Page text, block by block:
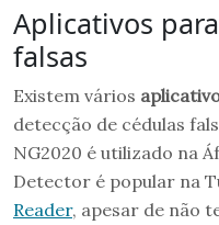
Aplicativos
falsas
Existem vários
detecção de cédulas
NG2020 é utilizado na
Detector é popular na
Reader, apesar de não